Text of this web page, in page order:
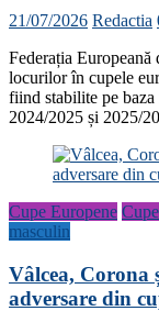
21/07/2026 Redactia
Federația
locurilor în cupele
fiind stabilite pe
2024/2025 și 2025/
Cupe Europene
masculin
Vâlcea, Corona
adversare din